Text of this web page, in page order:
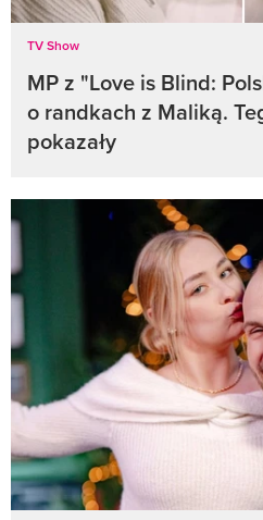
TV Show
MP z "Love is Blind:
o randkach z Maliką.
pokazały